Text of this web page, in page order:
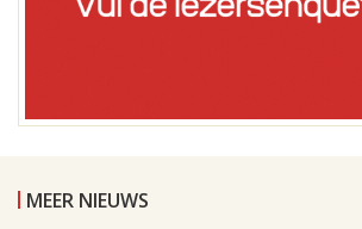
MEER NIEUWS